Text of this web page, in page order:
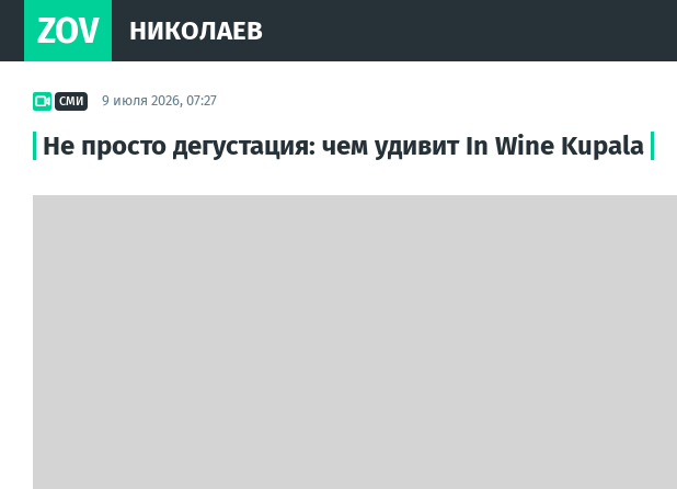
ZOV НИКОЛАЕВ
СМИ 9 июля 2026, 07:27
Не просто дегустация: чем удивит In Wine Kupala